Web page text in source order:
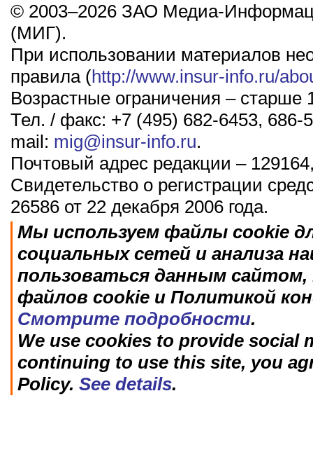
© 2003–2026 ЗАО Медиа-
(МИГ).
При использовании материалов
правила (http://www.insur-info.ru/
Возрастные ограничения – старше
Тел. / факс: +7 (495) 682-6453, 686-
mail: mig@insur-info.ru.
Почтовый адрес редакции –
Свидетельство о регистрации
26586 от 22 декабря 2006 года.
Мы используем файлы cookie
социальных сетей и анализа
пользоваться данным
файлов cookie и Политикой
Смотрите подробности.
We use cookies to provide social
continuing to use this site, you
Policy. See details.